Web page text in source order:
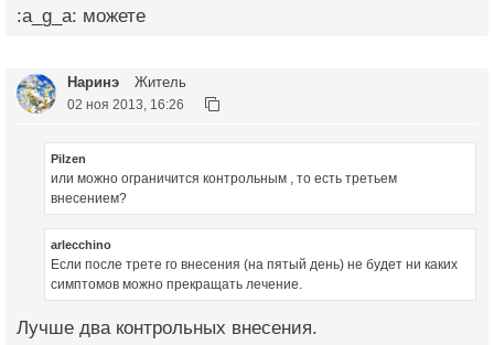
:a_g_a: можете
Наринэ Житель
02 ноя 2013, 16:26
Pilzen
или можно ограничится контрольным , то есть третьем
внесением?
arlecchino
Если после трете го внесения (на пятый день) не будет ни каких
симптомов можно прекращать лечение.
Лучше два контрольных внесения.